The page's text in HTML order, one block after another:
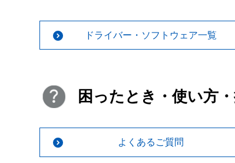
ドライバー・ソフトウェア一覧
困ったとき・使い方
よくあるご質問